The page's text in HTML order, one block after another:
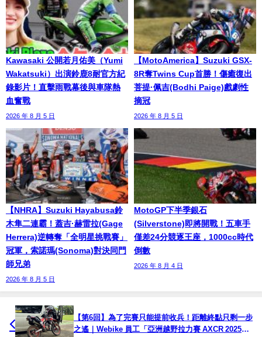
Kawasaki 公開若月佑美（Yumi
Wakatsuki）出演鈴鹿8耐官方紀
錄影片！直擊雨戰幕後與車隊熱
血奮戰
2026 年 8 月 5 日
【MotoAmerica】Suzuki GSX-
8R奪Twins Cup首勝！傷癒復出
菩提·佩吉(Bodhi Paige)戲劇性
摘冠
2026 年 8 月 5 日
【NHRA】Suzuki Hayabusa鈴
木隼二連霸！蓋吉·赫雷拉(Gage
Herrera)逆轉奪「全明星挑戰賽」
冠軍，索諾瑪(Sonoma)對決同門
師兄弟
2026 年 8 月 5 日
MotoGP下半季銀石
(Silverstone)即將開戰！五車手
僅差24分競逐王座，1000cc時代
倒數
2026 年 8 月 4 日
【第6回】為了完賽只能提前收兵！距離終點只剩一步
之遙｜Webike 員工「亞洲越野拉力賽 AXCR 2025」